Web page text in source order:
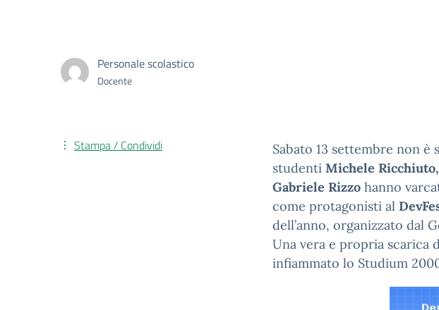
Personale scolastico
Docente
Sabato 13 settembre non
studenti Michele
Gabriele Rizzo hanno
come protagonisti al
dell’anno, organizzato dal
Una vera e propria scarica
infiammato lo Studium
Stampa / Condividi